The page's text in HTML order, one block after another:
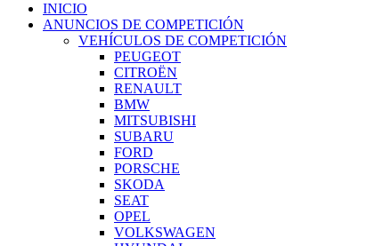
INICIO
ANUNCIOS DE COMPETICIÓN
VEHÍCULOS DE COMPETICIÓN
PEUGEOT
CITROËN
RENAULT
BMW
MITSUBISHI
SUBARU
FORD
PORSCHE
SKODA
SEAT
OPEL
VOLKSWAGEN